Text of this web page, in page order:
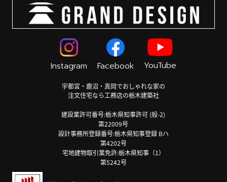
Instagram Facebook YouTube
宇都宮・鹿沼・真岡でおしゃれな家の
注文住宅なら工務店の栃木建築社
建設業許可番号:栃木県知事許可 (般-2)
第22009号
設計事務所登録番号:栃木県知事登録 Bハ
第4202号
宅地建物取引業免許:栃木県知事（1）
第5242号